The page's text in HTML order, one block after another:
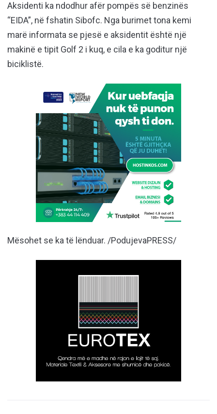
Aksidenti ka ndodhur afër pompës së benzinës
“EIDA”, në fshatin Sibofc. Nga burimet tona kemi
marë informata se pjesë e aksidentit është një
makinë e tipit Golf 2 i kuq, e cila e ka goditur një
biciklistë.
Mësohet se ka të lënduar. /PodujevaPRESS/